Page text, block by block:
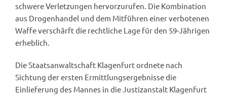
schwere Verletzungen hervorzurufen. Die Kombination
aus Drogenhandel und dem Mitführen einer verbotenen
Waffe verschärft die rechtliche Lage für den 59-Jährigen
erheblich.
Die Staatsanwaltschaft Klagenfurt ordnete nach
Sichtung der ersten Ermittlungsergebnisse die
Einlieferung des Mannes in die Justizanstalt Klagenfurt